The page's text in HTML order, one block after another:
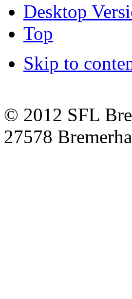
Desktop
Top
Skip to
© 2012 SFL
27578